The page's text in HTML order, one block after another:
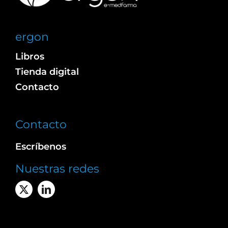
ergon
Libros
Tienda digital
Contacto
Contacto
Escríbenos
Nuestras redes